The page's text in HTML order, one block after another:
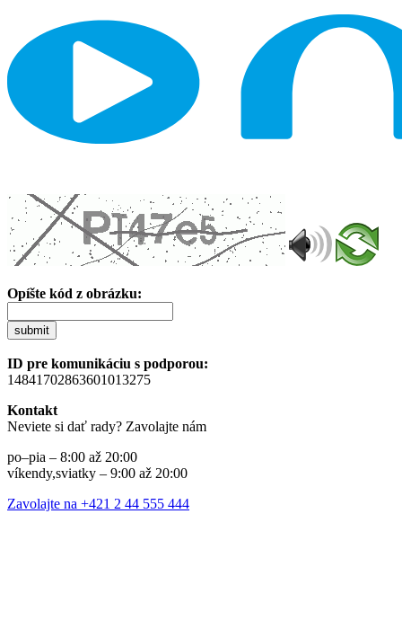
Opíšte kód z obrázku:
submit
ID pre komunikáciu s podporou:
14841702863601013275
Kontakt
Neviete si dať rady? Zavolajte nám
po–pia – 8:00 až 20:00
víkendy,sviatky – 9:00 až 20:00
Zavolajte na +421 2 44 555 444